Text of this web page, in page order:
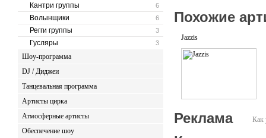
6
Кантри группы
6
Волынщики
3
Регги группы
3
Гусляры
Шоу-программа
DJ / Диджеи
Танцевальная программа
Артисты цирка
Атмосферные артисты
Обеспечение шоу
Wow-эффект -
100% надёжность
Похожие
Jazzis
Как
Реклама